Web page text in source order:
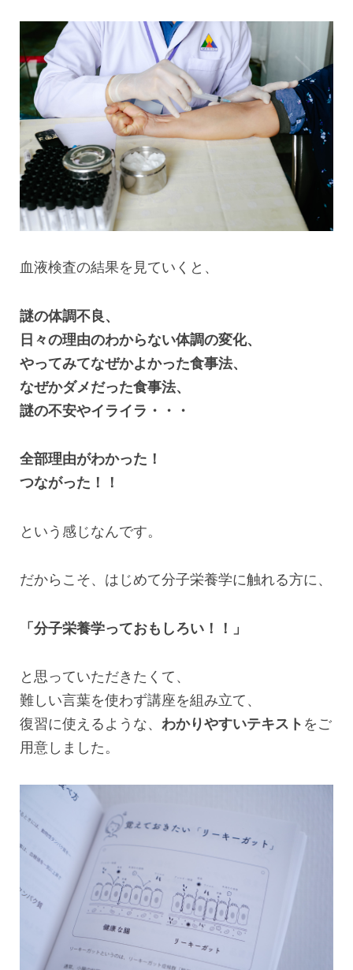
血液検査の結果を見ていくと、
謎の体調不良、
日々の理由のわからない体調の変化、
やってみてなぜかよかった食事法、
なぜかダメだった食事法、
謎の不安やイライラ・・・
全部理由がわかった！
つながった！！
という感じなんです。
だからこそ、はじめて分子栄養学に触れる方に、
「分子栄養学っておもしろい！！」
と思っていただきたくて、
難しい言葉を使わず講座を組み立て、
復習に使えるような、 わかりやすいテキスト をご
用意しました。